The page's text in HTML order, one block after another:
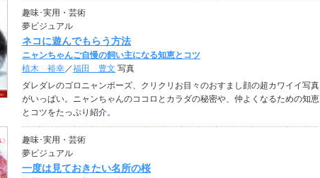
趣味･実用・芸術
夢ビジュアル
ネコに遊んでもらう方法
ニャンちゃんご自慢の飼い主になる知恵とコツ
植木 裕幸／福田 豊文 写真
ダレダレのゴロニャンポーズ、クリクリお目々のおすまし顔の超カワイイ写真
がいっぱい。ニャンちゃんのココロとカラダの秘密や、仲よくなるための知恵
とコツをたっぷり紹介。
趣味･実用・芸術
夢ビジュアル
一度は見ておきたい名所の桜